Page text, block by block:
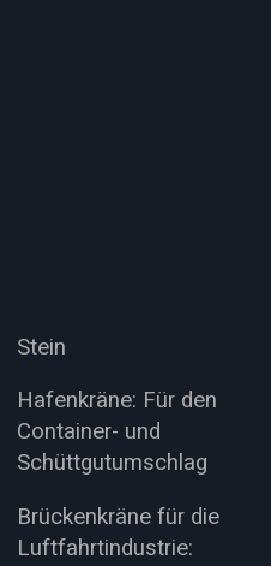
Stein
Hafenkräne: Für den
Container- und
Schüttgutumschlag
Brückenkräne für die
Luftfahrtindustrie: